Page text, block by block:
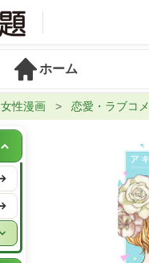
ホーム
女性漫画 恋愛・ラブコメ